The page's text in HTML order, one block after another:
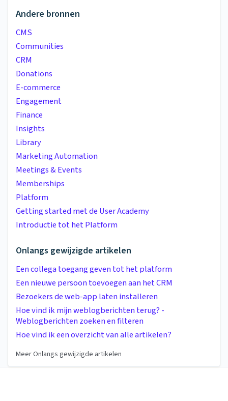
Andere bronnen
CMS
Communities
CRM
Donations
E-commerce
Engagement
Finance
Insights
Library
Marketing Automation
Meetings & Events
Memberships
Platform
Getting started met de User Academy
Introductie tot het Platform
Onlangs gewijzigde artikelen
Een collega toegang geven tot het platform
Een nieuwe persoon toevoegen aan het CRM
Bezoekers de web-app laten installeren
Hoe vind ik mijn weblogberichten terug? -
Weblogberichten zoeken en filteren
Hoe vind ik een overzicht van alle artikelen?
Meer Onlangs gewijzigde artikelen